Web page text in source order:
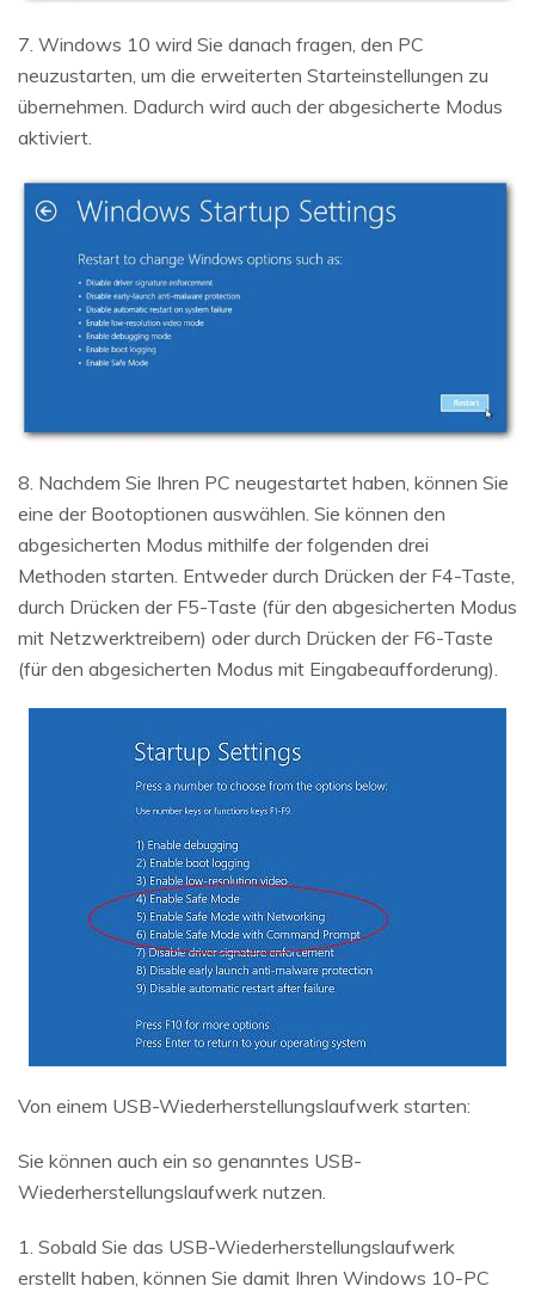
7. Windows 10 wird Sie danach fragen, den PC
neuzustarten, um die erweiterten Starteinstellungen zu
übernehmen. Dadurch wird auch der abgesicherte Modus
aktiviert.
8. Nachdem Sie Ihren PC neugestartet haben, können Sie
eine der Bootoptionen auswählen. Sie können den
abgesicherten Modus mithilfe der folgenden drei
Methoden starten. Entweder durch Drücken der F4-Taste,
durch Drücken der F5-Taste (für den abgesicherten Modus
mit Netzwerktreibern) oder durch Drücken der F6-Taste
(für den abgesicherten Modus mit Eingabeaufforderung).
Von einem USB-Wiederherstellungslaufwerk starten:
Sie können auch ein so genanntes USB-
Wiederherstellungslaufwerk nutzen.
1. Sobald Sie das USB-Wiederherstellungslaufwerk
erstellt haben, können Sie damit Ihren Windows 10-PC